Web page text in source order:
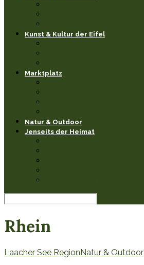
Kunst & Kultur der Eifel
Marktplatz
Natur & Outdoor
Jenseits der Heimat
Rhein
Laacher See Region Natur & Outdoor